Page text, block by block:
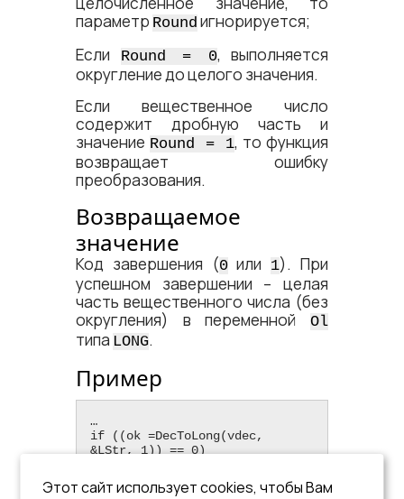
параметр Round игнорируется;
Если
Round = 0, выполняется
округление до целого значения.
Если вещественное число
содержит дробную часть и
значение Round = 1, то функция
возвращает ошибку
преобразования.
Возвращаемое
значение
Код завершения (0или 1). При
успешном завершении – целая
часть вещественного числа (без
округления) в переменной
Ol
типа LONG.
Пример
…
if ((ok =DecToLong(vdec,
&LStr, 1)) == 0)
округлением*/
  printf('\n Ошибка:
Этот сайт использует cookies, чтобы Вам